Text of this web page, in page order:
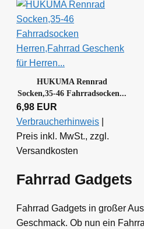
HUKUMA Rennrad
Socken,35-46 Fahrradsocken...
6,98 EUR
Verbraucherhinweis
Preis inkl. MwSt., zzgl.
Versandkosten
Fahrrad Gadgets
Fahrrad Gadgets in großer
Geschmack. Ob nun ein